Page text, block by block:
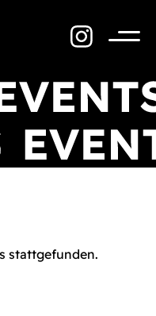
stattgefunden.